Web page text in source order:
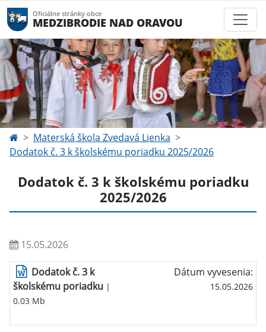
Oficiálne stránky obce
MEDZIBRODIE NAD ORAVOU
Materská škola Zvedavá Lienka
Dodatok č. 3 k školskému poriadku 2025/2026
Dodatok č. 3 k školskému poriadku
2025/2026
15.05.2026
Dodatok č. 3 k
školskému poriadku |
0.03 Mb
Dátum vyvesenia:
15.05.2026